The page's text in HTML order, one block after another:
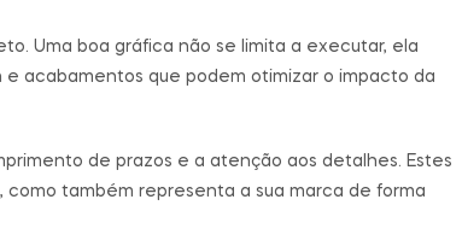
Uma boa gráfica não se limita a executar, ela
acabamentos que podem otimizar o impacto da
de prazos e a atenção aos detalhes. Estes
também representa a sua marca de forma